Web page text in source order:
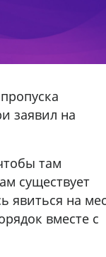
заявил на
там
существует
явиться на
вместе с